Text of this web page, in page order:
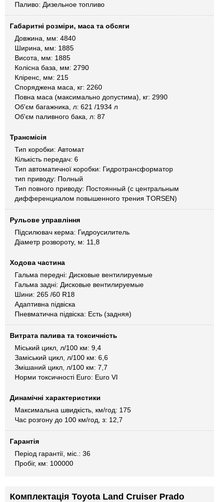
Паливо: Дизельное топливо
Габаритні розміри, маса та обсяги
Довжина, мм: 4840
Ширина, мм: 1885
Висота, мм: 1885
Колісна база, мм: 2790
Кліренс, мм: 215
Споряджена маса, кг: 2260
Повна маса (максимально допустима), кг: 2990
Об'єм багажника, л: 621 /1934 л
Об'єм паливного бака, л: 87
Трансмісія
Тип коробки: Автомат
Кількість передач: 6
Тип автоматичної коробки: Гидротрансформатор
тип приводу: Полный
Тип повного приводу: Постоянный (с центральным
дифференциалом повышенного трения TORSEN)
Рульове управління
Підсилювач керма: Гидроусилитель
Діаметр розвороту, м: 11,8
Ходова частина
Гальма передні: Дисковые вентилируемые
Гальма задні: Дисковые вентилируемые
Шини: 265 /60 R18
Адаптивна підвіска
Пневматична підвіска: Есть (задняя)
Витрата палива та токсичність
Міський цикл, л/100 км: 9,4
Заміський цикл, л/100 км: 6,6
Змішаний цикл, л/100 км: 7,7
Норми токсичності Euro: Euro VI
Динамічні характеристики
Максимальна швидкість, км/год: 175
Час розгону до 100 км/год, з: 12,7
Гарантія
Період гарантії, міс.: 36
Пробіг, км: 100000
Комплектація Toyota Land Cruiser Prado